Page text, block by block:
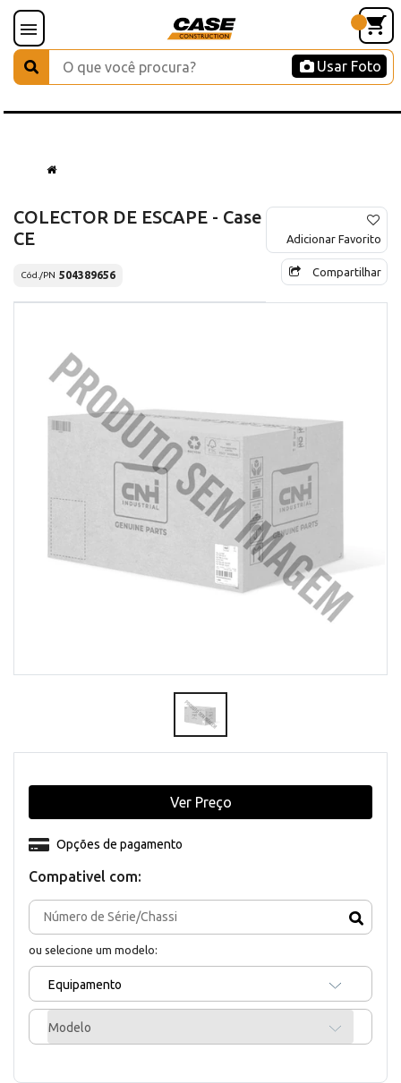
Usar Foto
COLECTOR DE ESCAPE - Case
CE
Cód./PN 504389656
Adicionar Favorito
Compartilhar
Compativel com:
ou selecione um modelo:
Equipamento
Modelo
Opções de pagamento
Ver Preço